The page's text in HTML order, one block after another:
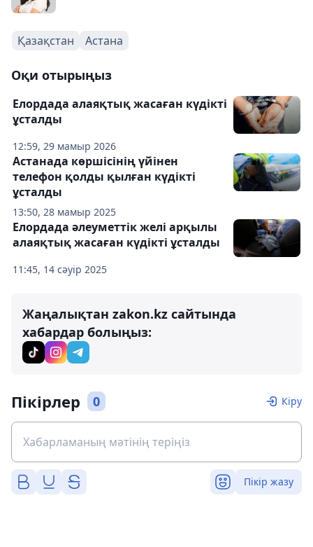
Қазақстан Астана
Оқи отырыңыз
12:59, 29 мамыр 2026
Елордада алаяқтық жасаған күдікті
ұсталды
13:50, 28 мамыр 2025
Астанада көршісінің үйінен
телефон қолды қылған күдікті
ұсталды
11:45, 14 сәуір 2025
Елордада әлеуметтік желі арқылы
алаяқтық жасаған күдікті ұсталды
Жаңалықтан zakon.kz сайтында
хабардар болыңыз:
Пікірлер 0 Кіру
Пікір жазу